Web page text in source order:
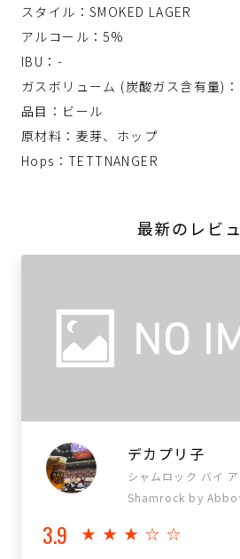
スタイル：SMOKED LAGER
アルコール：5%
IBU：-
ガスボリューム (炭酸ガス含有量)
品目：ビール
原材料：麦芽、ホップ
Hops：TETTNANGER
最新のレビ
デカプリ子
シャムロック バイ
Shamrock by
3.9 ★★★☆☆